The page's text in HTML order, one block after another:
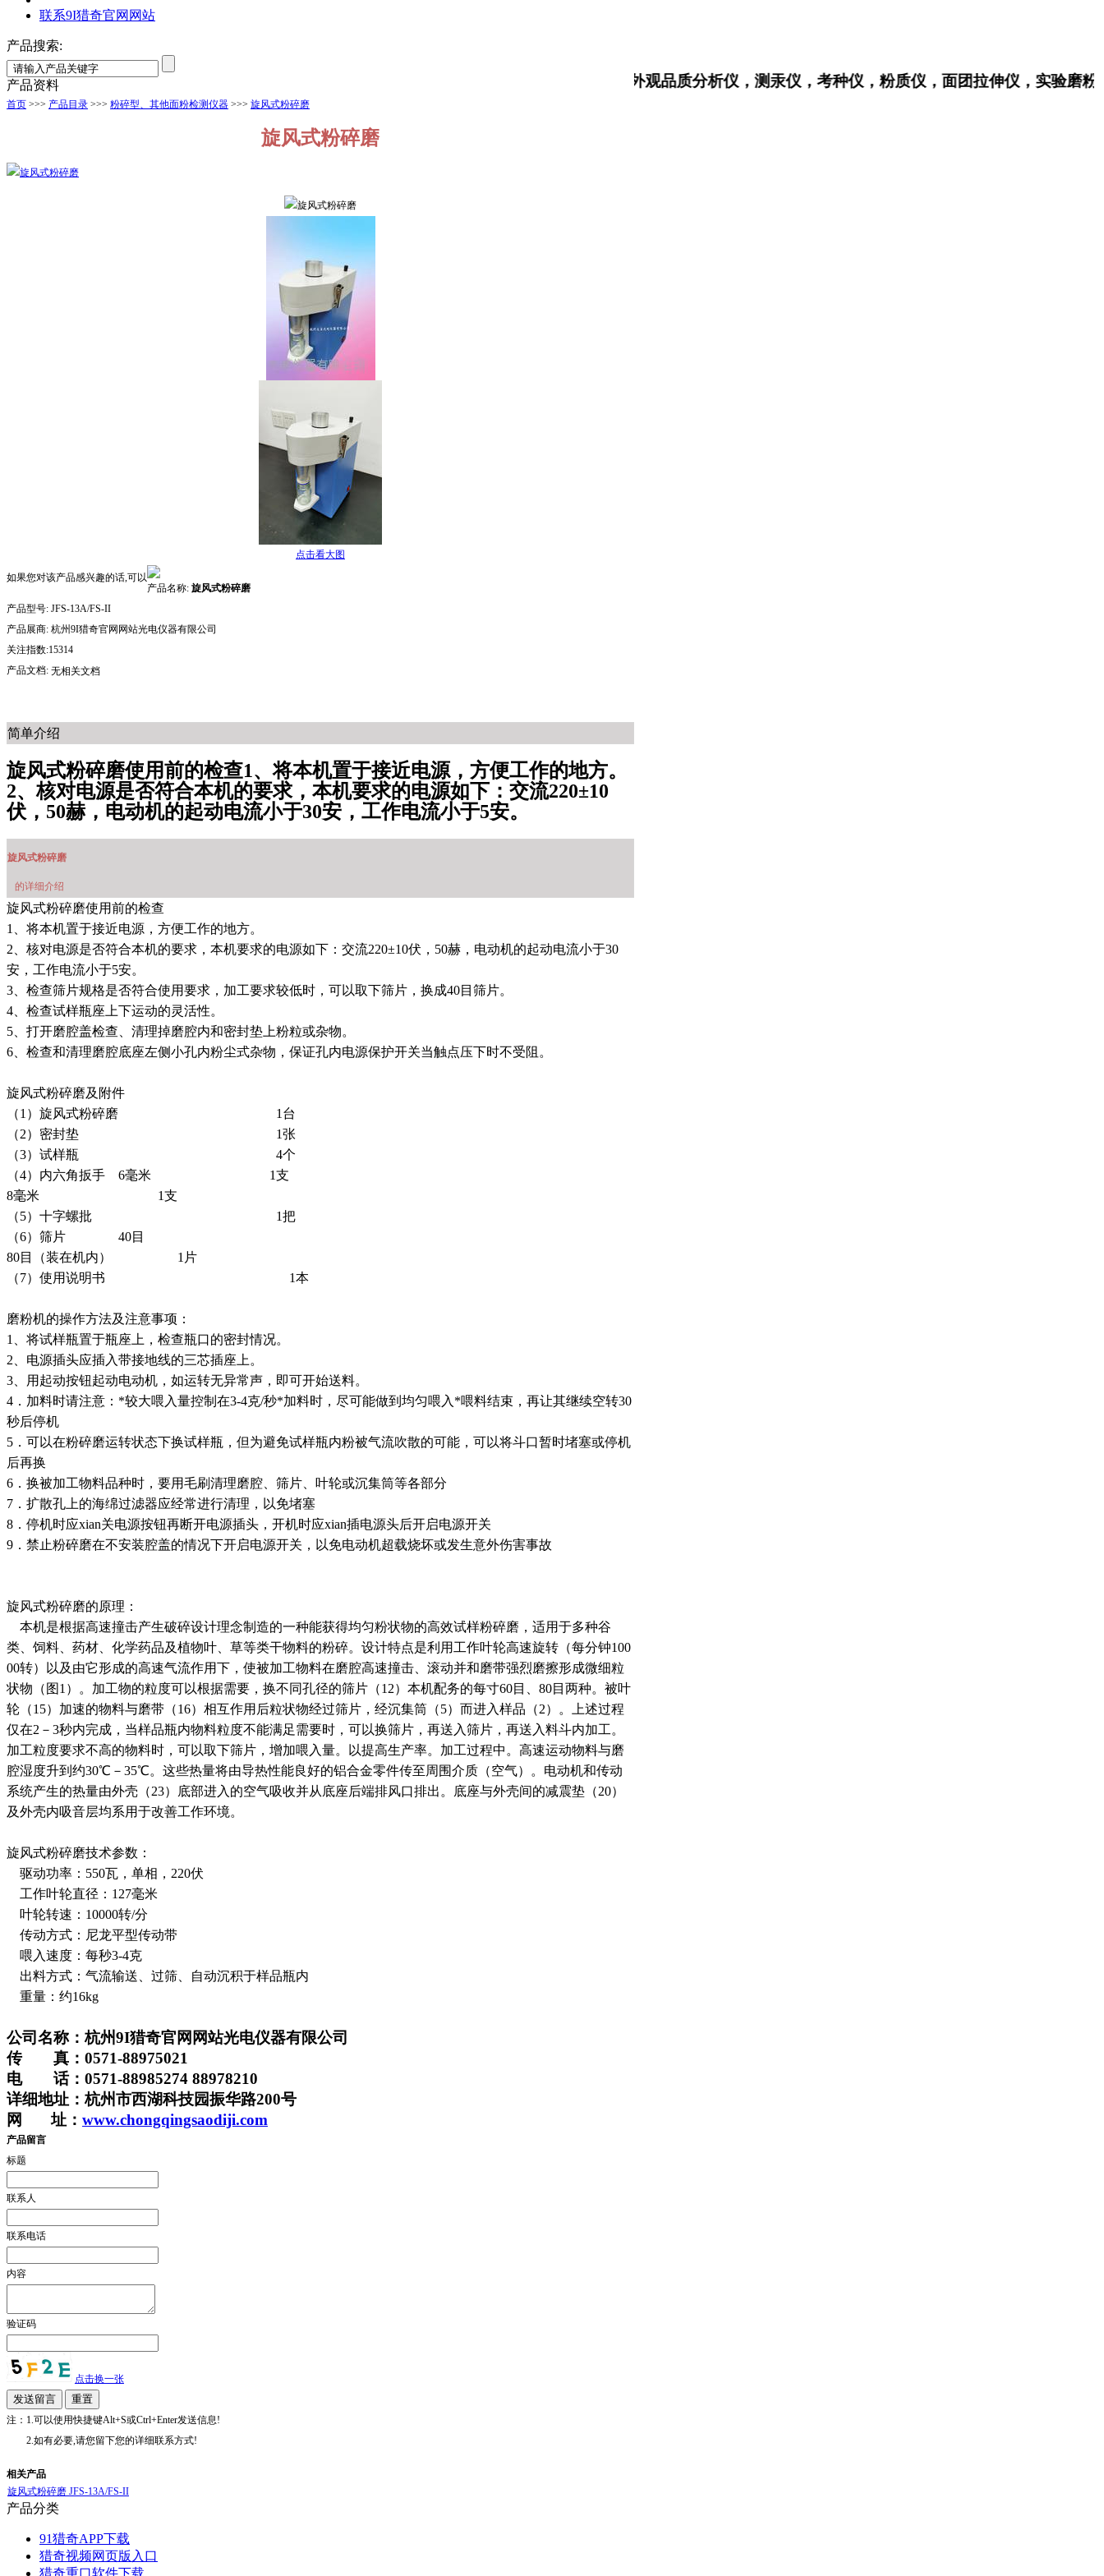
联系9I猎奇官网网站
产品搜索:
大米食味计，大米外观品质分析仪，测汞仪，考种仪，粉质仪，面团拉伸仪，实验磨
产品资料
首页 >>> 产品目录 >>> 粉碎型、其他面粉检测仪器 >>> 旋风式粉碎磨
旋风式粉碎磨
点击看大图
如果您对该产品感兴趣的话,可以
产品名称: 旋风式粉碎磨
产品型号: JFS-13A/FS-II
产品展商: 杭州9I猎奇官网网站光电仪器有限公司
关注指数:15314
产品文档: 无相关文档
简单介绍
旋风式粉碎磨使用前的检查1、将本机置于接近电源，方便工作的地方。
2、核对电源是否符合本机的要求，本机要求的电源如下：交流220±10
伏，50赫，电动机的起动电流小于30安，工作电流小于5安。
旋风式粉碎磨
的详细介绍
旋风式粉碎磨使用前的检查
1、将本机置于接近电源，方便工作的地方。
2、核对电源是否符合本机的要求，本机要求的电源如下：交流220±10伏，50赫，电动机的起动电流小于30
安，工作电流小于5安。
3、检查筛片规格是否符合使用要求，加工要求较低时，可以取下筛片，换成40目筛片。
4、检查试样瓶座上下运动的灵活性。
5、打开磨腔盖检查、清理掉磨腔内和密封垫上粉粒或杂物。
6、检查和清理磨腔底座左侧小孔内粉尘式杂物，保证孔内电源保护开关当触点压下时不受阻。
旋风式粉碎磨及附件
（1）旋风式粉碎磨 1台
（2）密封垫 1张
（3）试样瓶 4个
（4）内六角扳手 6毫米 1支
8毫米 1支
（5）十字螺批 1把
（6）筛片 40目
80目（装在机内） 1片
（7）使用说明书 1本
磨粉机的操作方法及注意事项：
1、将试样瓶置于瓶座上，检查瓶口的密封情况。
2、电源插头应插入带接地线的三芯插座上。
3、用起动按钮起动电动机，如运转无异常声，即可开始送料。
4．加料时请注意：*较大喂入量控制在3-4克/秒*加料时，尽可能做到均匀喂入*喂料结束，再让其继续空转30
秒后停机
5．可以在粉碎磨运转状态下换试样瓶，但为避免试样瓶内粉被气流吹散的可能，可以将斗口暂时堵塞或停机
后再换
6．换被加工物料品种时，要用毛刷清理磨腔、筛片、叶轮或沉集筒等各部分
7．扩散孔上的海绵过滤器应经常进行清理，以免堵塞
8．停机时应xian关电源按钮再断开电源插头，开机时应xian插电源头后开启电源开关
9．禁止粉碎磨在不安装腔盖的情况下开启电源开关，以免电动机超载烧坏或发生意外伤害事故
旋风式粉碎磨的原理：
本机是根据高速撞击产生破碎设计理念制造的一种能获得均匀粉状物的高效试样粉碎磨，适用于多种谷
类、饲料、药材、化学药品及植物叶、草等类干物料的粉碎。设计特点是利用工作叶轮高速旋转（每分钟100
00转）以及由它形成的高速气流作用下，使被加工物料在磨腔高速撞击、滚动并和磨带强烈磨擦形成微细粒
状物（图1）。加工物的粒度可以根据需要，换不同孔径的筛片（12）本机配务的每寸60目、80目两种。被叶
轮（15）加速的物料与磨带（16）相互作用后粒状物经过筛片，经沉集筒（5）而进入样品（2）。上述过程
仅在2－3秒内完成，当样品瓶内物料粒度不能满足需要时，可以换筛片，再送入筛片，再送入料斗内加工。
加工粒度要求不高的物料时，可以取下筛片，增加喂入量。以提高生产率。加工过程中。高速运动物料与磨
腔湿度升到约30℃－35℃。这些热量将由导热性能良好的铝合金零件传至周围介质（空气）。电动机和传动
系统产生的热量由外壳（23）底部进入的空气吸收并从底座后端排风口排出。底座与外壳间的减震垫（20）
及外壳内吸音层均系用于改善工作环境。
旋风式粉碎磨技术参数：
驱动功率：550瓦，单相，220伏
工作叶轮直径：127毫米
叶轮转速：10000转/分
传动方式：尼龙平型传动带
喂入速度：每秒3-4克
出料方式：气流输送、过筛、自动沉积于样品瓶内
重量：约16kg
公司名称：杭州9I猎奇官网网站光电仪器有限公司
传 真：0571-88975021
电 话：0571-88985274 88978210
详细地址：杭州市西湖科技园振华路200号
网 址： www.chongqingsaodiji.com
产品留言
标题
联系人
联系电话
内容
验证码
点击换一张
注：1.可以使用快捷键Alt+S或Ctrl+Enter发送信息!
2.如有必要,请您留下您的详细联系方式!
相关产品
旋风式粉碎磨 JFS-13A/FS-II
产品分类
91猎奇APP下载
猎奇视频网页版入口
猎奇重口软件下载